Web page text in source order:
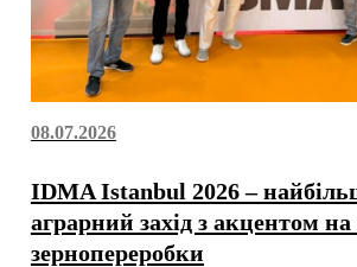
08.07.2026
IDMA Istanbul 2026 –
аграрний захід з акцентом
зернопереробки